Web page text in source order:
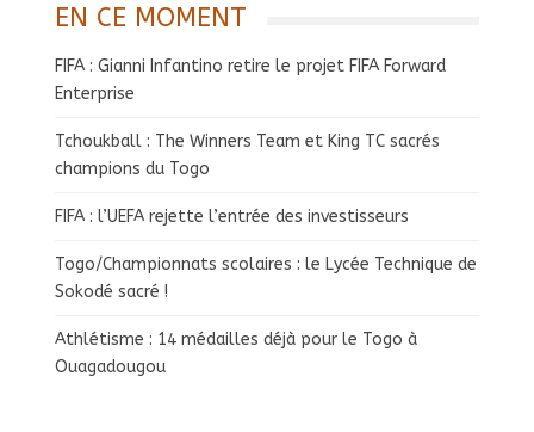
EN CE MOMENT
FIFA : Gianni Infantino retire le projet FIFA Forward
Enterprise
Tchoukball : The Winners Team et King TC sacrés
champions du Togo
FIFA : l’UEFA rejette l’entrée des investisseurs
Togo/Championnats scolaires : le Lycée Technique de
Sokodé sacré !
Athlétisme : 14 médailles déjà pour le Togo à
Ouagadougou